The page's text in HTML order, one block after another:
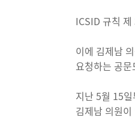
ICSID 규칙
이에 김제남
요청하는 공
지난 5월 15
김제남 의원